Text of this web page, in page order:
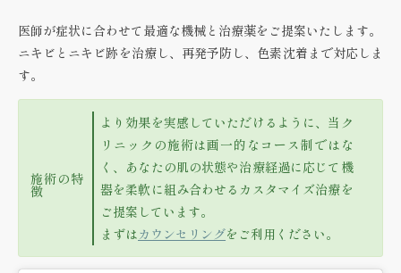
医師が症状に合わせて最適な機械と治療薬をご提案いたします。
ニキビとニキビ跡を治療し、再発予防し、色素沈着まで対応しま
す。
施術の特
徴
より効果を実感していただけるように、当ク
リニックの施術は画一的なコース制ではな
く、あなたの肌の状態や治療経過に応じて機
器を柔軟に組み合わせる カスタマイズ治療を
ご提案しています。
まずはカウンセリングをご利用ください。